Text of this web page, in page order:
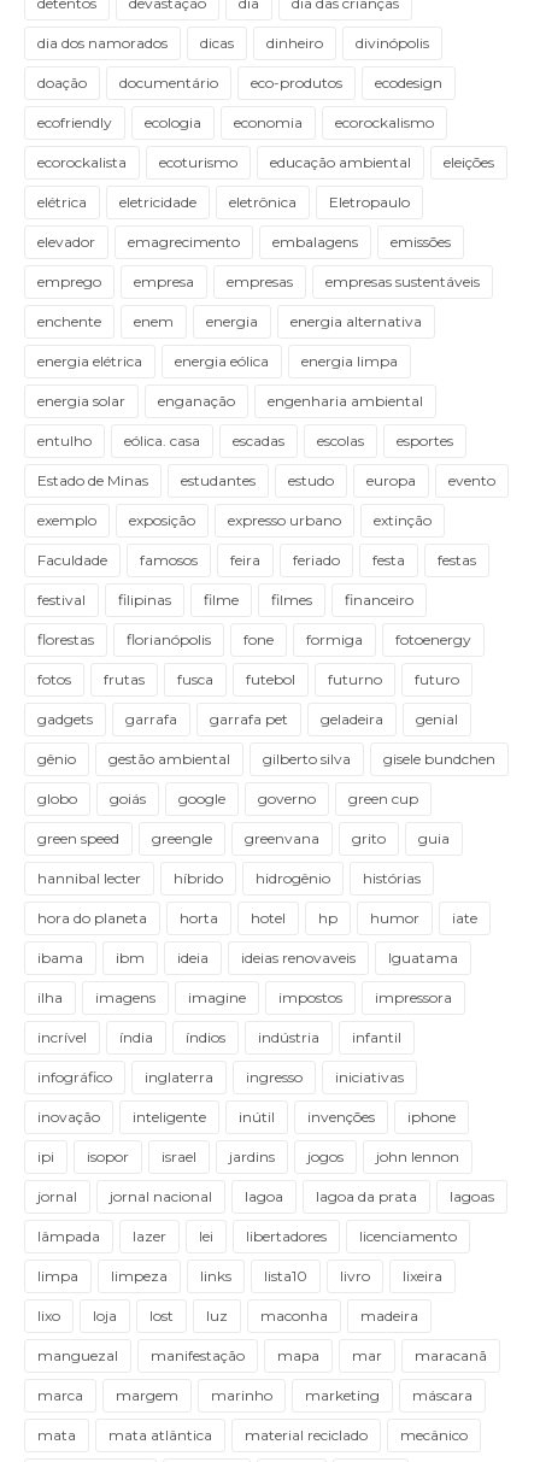
dia dos namorados dicas dinheiro divinópolis
doação documentário eco-produtos ecodesign
ecofriendly ecologia economia ecorockalismo
ecorockalista ecoturismo educação ambiental eleições
elétrica eletricidade eletrônica Eletropaulo
elevador emagrecimento embalagens emissões
emprego empresa empresas empresas sustentáveis
enchente enem energia energia alternativa
energia elétrica energia eólica energia limpa
energia solar enganação engenharia ambiental
entulho eólica. casa escadas escolas esportes
Estado de Minas estudantes estudo europa evento
exemplo exposição expresso urbano extinção
Faculdade famosos feira feriado festa festas
festival filipinas filme filmes financeiro
florestas florianópolis fone formiga fotoenergy
fotos frutas fusca futebol futurno futuro
gadgets garrafa garrafa pet geladeira genial
gênio gestão ambiental gilberto silva gisele bundchen
globo goiás google governo green cup
green speed greengle greenvana grito guia
hannibal lecter híbrido hidrogênio histórias
hora do planeta horta hotel hp humor iate
ibama ibm ideia ideias renovaveis Iguatama
ilha imagens imagine impostos impressora
incrível índia índios indústria infantil
infográfico inglaterra ingresso iniciativas
inovação inteligente inútil invenções iphone
ipi isopor israel jardins jogos john lennon
jornal jornal nacional lagoa lagoa da prata lagoas
lâmpada lazer lei libertadores licenciamento
limpa limpeza links lista10 livro lixeira
lixo loja lost luz maconha madeira
manguezal manifestação mapa mar maracanã
marca margem marinho marketing máscara
mata mata atlântica material reciclado mecânico